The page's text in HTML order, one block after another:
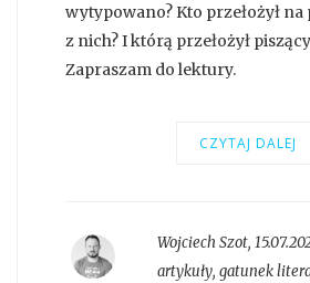
wytypowano? Kto przełożył
z nich? I którą przełożył
Zapraszam do lektury.
CZYTAJ DALEJ
Wojciech Szot,
artykuły, gatunek